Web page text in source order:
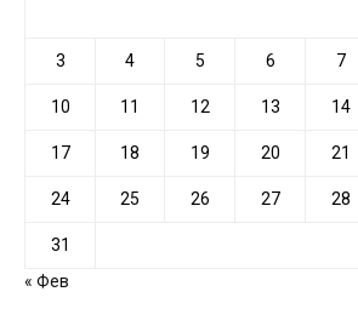
3 4 5 6 7
10 11 12 13 14
17 18 19 20 21
24 25 26 27 28
31
« Фев